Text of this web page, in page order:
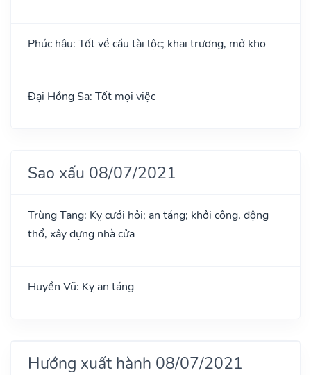
Phúc hậu: Tốt về cầu tài lộc; khai trương, mở kho
Đại Hồng Sa: Tốt mọi việc
Sao xấu 08/07/2021
Trùng Tang: Kỵ cưới hỏi; an táng; khởi công, động
thổ, xây dựng nhà cửa
Huyền Vũ: Kỵ an táng
Hướng xuất hành 08/07/2021